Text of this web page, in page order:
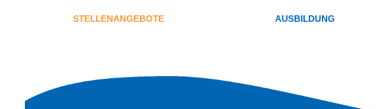
STELLENANGEBOTE AUSBILDUNG